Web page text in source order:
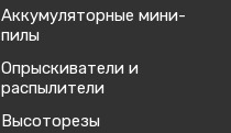
Аккумуляторные мини-
пилы
Опрыскиватели и
распылители
Высоторезы